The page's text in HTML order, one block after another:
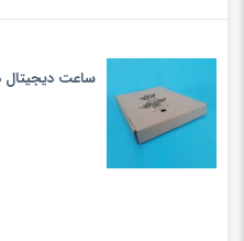
ساعت دیجیتال